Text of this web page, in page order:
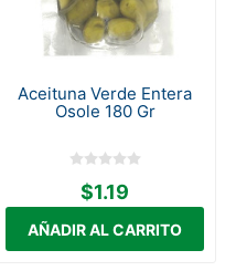
Aceituna Verde Entera
Osole 180 Gr
$1.19